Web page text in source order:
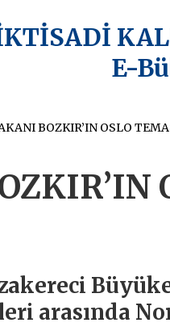
E-
BOZKIR’IN OSLO
arasında